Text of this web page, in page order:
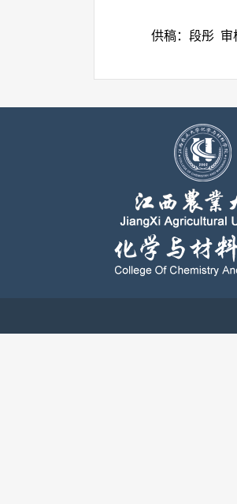
供稿：段彤 审